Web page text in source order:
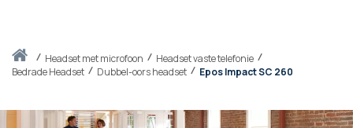
Thuisheadset met microfoon
Headset vaste telefonie
Bedrade Headset
Dubbel-oors headset Epos Impact SC 260